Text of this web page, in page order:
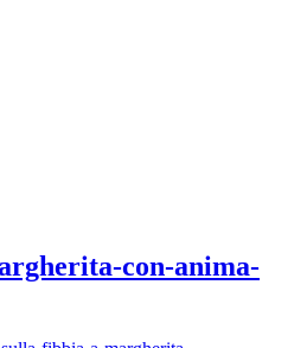
con-anima-